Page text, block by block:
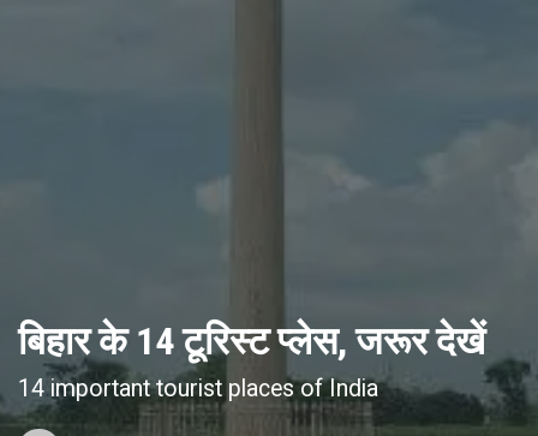
बिहार के 14 टूरिस्ट प्लेस, जरूर देखें
14 important tourist places of India